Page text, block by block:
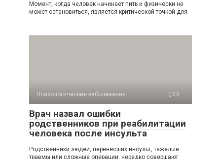
Момент, когда человек начинает пить и физически не
может остановиться, является критической точкой для
Психологические заболевания 0
Врач назвал ошибки
родственников при реабилитации
человека после инсульта
Родственники людей, перенесших инсульт, тяжелые
травмы или сложные операции, нередко совершают